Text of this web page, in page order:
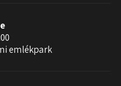
emlékpark